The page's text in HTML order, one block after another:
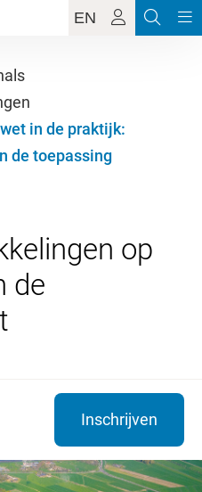
EN
in de praktijk:
de toepassing
op
de
Inschrijven